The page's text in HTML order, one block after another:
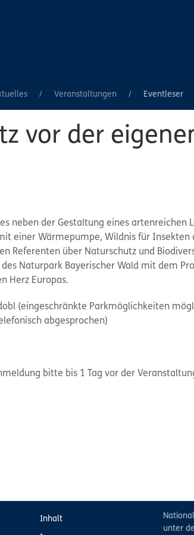
Veranstaltungen Eventleser
vor der
neben der Gestaltung eines artenreichen
einer Wärmepumpe, Wildnis für
Referenten über Naturschutz und
Naturpark Bayerischer Wald mit dem
Herz Europas.
(eingeschränkte Parkmöglichkeiten
abgesprochen)
bitte bis 1 Tag vor der
Inhalt
unter